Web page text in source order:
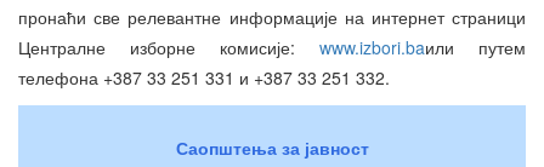
пронаћи све релевантне информације на интернет страници
Централне изборне комисије: www.izbori.baили путем
телефона +387 33 251 331 и +387 33 251 332.
Саопштења за јавност